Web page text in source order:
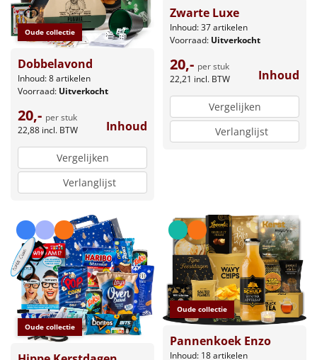
Oude collectie
Dobbelavond
Inhoud: 8 artikelen
Voorraad: Uitverkocht
20,- per stuk
22,88 incl. BTW Inhoud
Vergelijken
Verlanglijst
Zwarte Luxe
Inhoud: 37 artikelen
Voorraad: Uitverkocht
20,- per stuk
22,21 incl. BTW Inhoud
Vergelijken
Verlanglijst
Oude collectie
Oude collectie
Pannenkoek Enzo
Inhoud: 18 artikelen